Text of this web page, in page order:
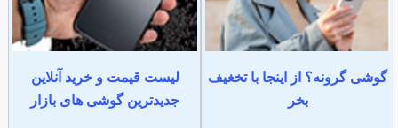
گوشی گرونه؟ از اینجا با تخغیف
بخر
لیست قیمت و خرید آنلاین
جدیدترین گوشی های بازار